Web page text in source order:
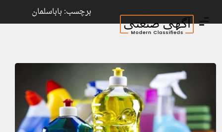
ورود
برچسب: باباسلمان